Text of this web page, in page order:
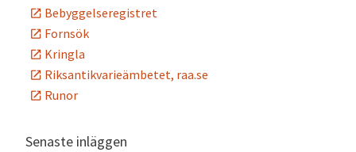
Bebyggelseregistret
Fornsök
Kringla
Riksantikvarieämbetet, raa.se
Runor
Senaste inläggen